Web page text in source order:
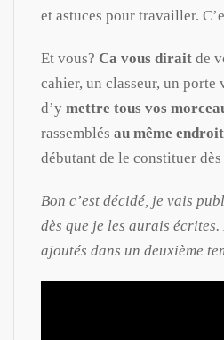
et astuces pour travailler.
Et vous? Ca vous dirait de
cahier, un classeur, un porte
d’y mettre tous vos
rassemblés au même endroit
débutant de le constituer
Bon c’est décidé, je vais
dès que je les aurais écrites.
ajoutés dans un deuxième